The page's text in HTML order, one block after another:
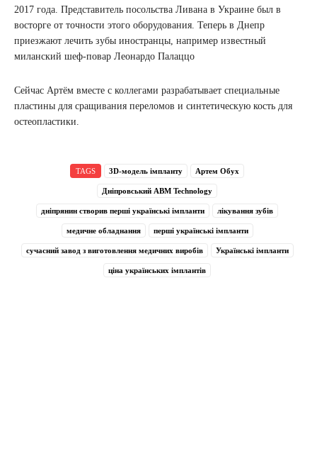
2017 года. Представитель посольства Ливана в Украине был в
восторге от точности этого оборудования. Теперь в Днепр
приезжают лечить зубы иностранцы, например известный
миланский шеф-повар Леонардо Палаццо
Сейчас Артём вместе с коллегами разрабатывает специальные
пластины для сращивания переломов и синтетическую кость для
остеопластики.
TAGS 3D-модель імпланту Артем Обух
Дніпровський ABM Technology
дніпрянин створив перші українські імпланти лікування зубів
медичне обладнання перші українські імпланти
сучасний завод з виготовлення медичних виробів Українські імпланти
ціна українських імплантів